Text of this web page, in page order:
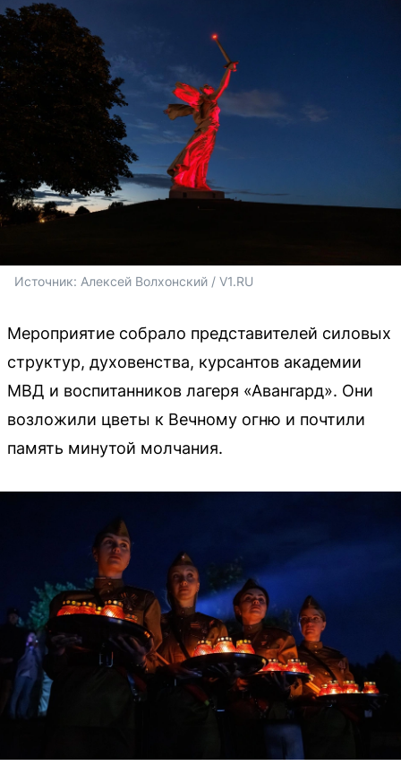
Источник: Алексей Волхонский / V1.RU
Мероприятие собрало представителей силовых
структур, духовенства, курсантов академии
МВД и воспитанников лагеря «Авангард». Они
возложили цветы к Вечному огню и почтили
память минутой молчания.